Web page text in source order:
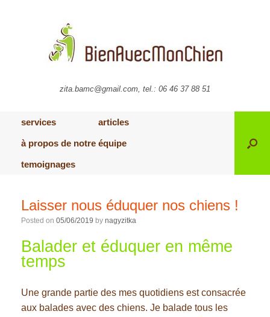
zita.bamc@gmail.com, tel.: 06 46 37 88 51
services articles
à propos de notre équipe
temoignages
Laisser nous éduquer nos chiens !
Posted on 05/06/2019 by nagyzitka
Balader et éduquer en même
temps
Une grande partie des mes quotidiens est consacrée
aux balades avec des chiens. Je balade tous les